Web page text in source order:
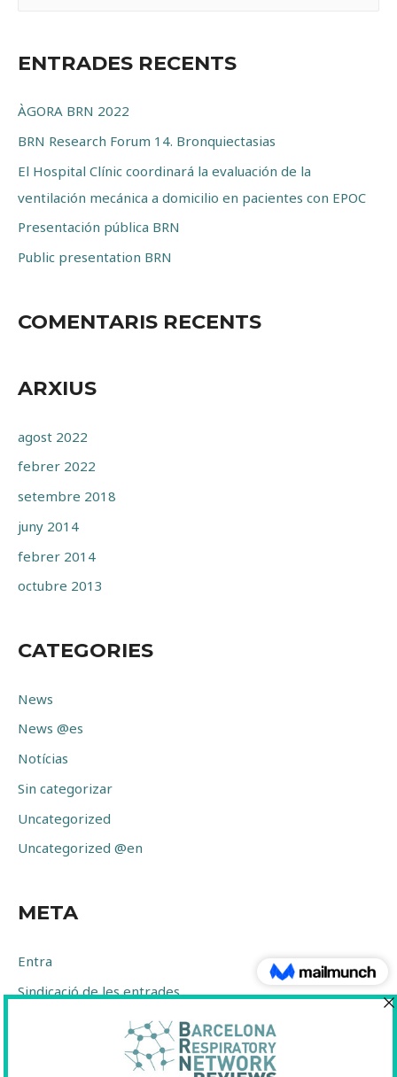
ENTRADES RECENTS
ÀGORA BRN 2022
BRN Research Forum 14. Bronquiectasias
El Hospital Clínic coordinará la evaluación de la
ventilación mecánica a domicilio en pacientes con EPOC
Presentación pública BRN
Public presentation BRN
COMENTARIS RECENTS
ARXIUS
agost 2022
febrer 2022
setembre 2018
juny 2014
febrer 2014
octubre 2013
CATEGORIES
News
News @es
Notícias
Sin categorizar
Uncategorized
Uncategorized @en
META
Entra
Sindicació de les entrades
Sindicació dels comentaris
WordPress.org (en anglès)